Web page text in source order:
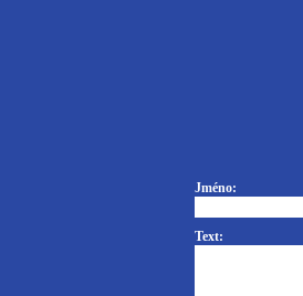
Jméno:
Text: